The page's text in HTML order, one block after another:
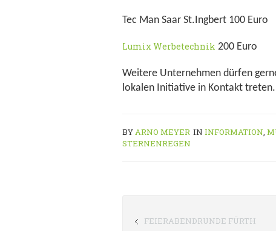
Tec Man Saar St.Ingbert 100 Euro
Lumix Werbetechnik 200 Euro
Weitere Unternehmen dürfen
lokalen Initiative in Kontakt treten.
BYARNO MEYER IN INFORMATION,
STERNENREGEN
FEIERABENDRUNDE FÜRTH